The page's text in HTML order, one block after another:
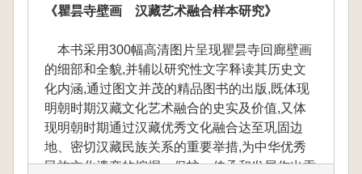
《瞿昙寺壁画 汉藏艺术融合样本研究》
本书采用300幅高清图片呈现瞿昙寺回廊壁画
的细部和全貌,并辅以研究性文字释读其历史文
化内涵,通过图文并茂的精品图书的出版,既体现
明朝时期汉藏文化艺术融合的史实及价值,又体
现明朝时期通过汉藏优秀文化融合达至巩固边
地、密切汉藏民族关系的重要举措,为中华优秀
民族文化遗产的挖掘、保护、传承和发展作出贡